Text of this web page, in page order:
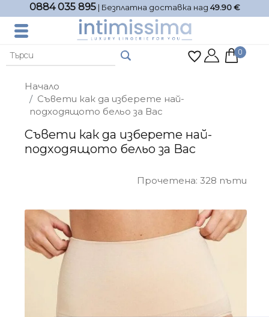
0884 035 895| Безплатна доставка над 49.90 €
0
Начало
Съвети как да изберете най-
подходящото бельо за Вас
Съвети как да изберете най-
подходящото бельо за Вас
Прочетена: 328 пъти